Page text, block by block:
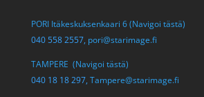
PORI Itäkeskuksenkaari 6 (Navigoi tästä)
040 558 2557, pori@starimage.fi
TAMPERE (Navigoi tästä)
040 18 18 297, Tampere@starimage.fi